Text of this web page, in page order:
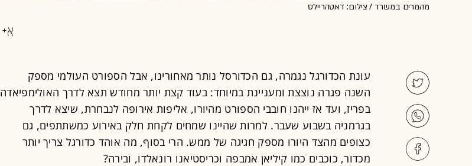
מהמרים במשרד / צילום: דאטהריילס
עונת הכדורגל נגמרה, גם הכדורסל נותר מאחורינו, אבל הספורט העולמי מספק
השנה פגרה נוצצת ומעניינת במיוחד: בעוד קצת יותר מחודש תצא לדרך האולימפיאדה
בפריז, ועד אז ייהנו חובבי הספורט מהיורו, אליפות אירופה לנבחרת, שיצא לדרך
בגרמניה בשבוע שעבר. למרות שהיינו שמחים לקחת חלק באירוע כמשתתפים, גם
כצופים מהצד היורו מספק חגיגה של ממש. הרי בסוף, מה אוהד כדורגל צריך יותר
מכדור, כוכבים כמו קיליאן אמבפה וכריסטיאנו רונאלדו, ובירה?